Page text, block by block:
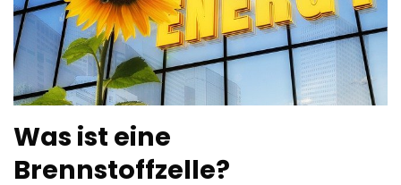
Was ist eine
Brennstoffzelle?